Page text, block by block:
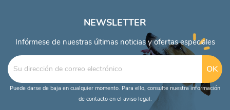
NEWSLETTER
Infórmese de nuestras últimas noticias y ofertas especiales
Puede darse de baja en cualquier momento. Para ello, consulte nuestra información
de contacto en el aviso legal.